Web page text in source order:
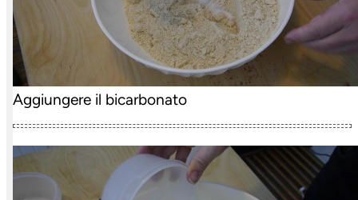
Aggiungere il bicarbonato